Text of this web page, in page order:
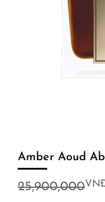
Amber Aoud
25,900,000